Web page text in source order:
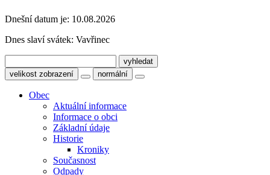
Dnešní datum je: 10.08.2026
Dnes slaví svátek: Vavřinec
velikost zobrazení normální
Obec
Aktuální informace
Informace o obci
Základní údaje
Historie
Kroniky
Současnost
Odpady